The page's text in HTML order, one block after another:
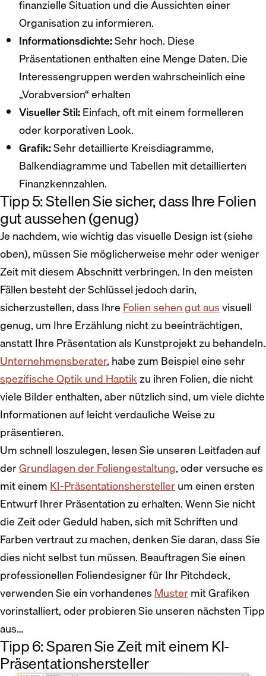
finanzielle Situation und die Aussichten einer
Organisation zu informieren.
Informationsdichte:Sehr hoch. Diese
Präsentationen enthalten eine Menge Daten. Die
Interessengruppen werden wahrscheinlich eine
„Vorabversion“ erhalten
Visueller Stil:Einfach, oft mit einem formelleren
oder korporativen Look.
Grafik:Sehr detaillierte Kreisdiagramme,
Balkendiagramme und Tabellen mit detaillierten
Finanzkennzahlen.
Tipp 5: Stellen Sie sicher, dass Ihre Folien
gut aussehen (genug)
Je nachdem, wie wichtig das visuelle Design ist (siehe
oben), müssen Sie möglicherweise mehr oder weniger
Zeit mit diesem Abschnitt verbringen. In den meisten
Fällen besteht der Schlüssel jedoch darin,
sicherzustellen, dass IhreFolien sehen gut ausvisuell
genug, um Ihre Erzählung nicht zu beeinträchtigen,
anstatt Ihre Präsentation als Kunstprojekt zu behandeln.
Unternehmensberater, habe zum Beispiel eine sehr
spezifische Optik und Haptikzu ihren Folien, die nicht
viele Bilder enthalten, aber nützlich sind, um viele dichte
Informationen auf leicht verdauliche Weise zu
präsentieren.
Um schnell loszulegen, lesen Sie unseren Leitfaden auf
derGrundlagen der Foliengestaltung, oder versuche es
mit einemKI-Präsentationsherstellerum einen ersten
Entwurf Ihrer Präsentation zu erhalten. Wenn Sie nicht
die Zeit oder Geduld haben, sich mit Schriften und
Farben vertraut zu machen, denken Sie daran, dass Sie
dies nicht selbst tun müssen. Beauftragen Sie einen
professionellen Foliendesigner für Ihr Pitchdeck,
verwenden Sie ein vorhandenesMustermit Grafiken
vorinstalliert, oder probieren Sie unseren nächsten Tipp
aus…
Tipp 6: Sparen Sie Zeit mit einem KI-
Präsentationshersteller